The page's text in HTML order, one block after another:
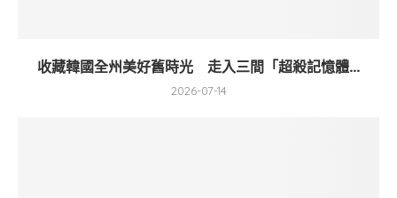
收藏韓國全州美好舊時光 走入三間「超殺記憶體...
2026-07-14